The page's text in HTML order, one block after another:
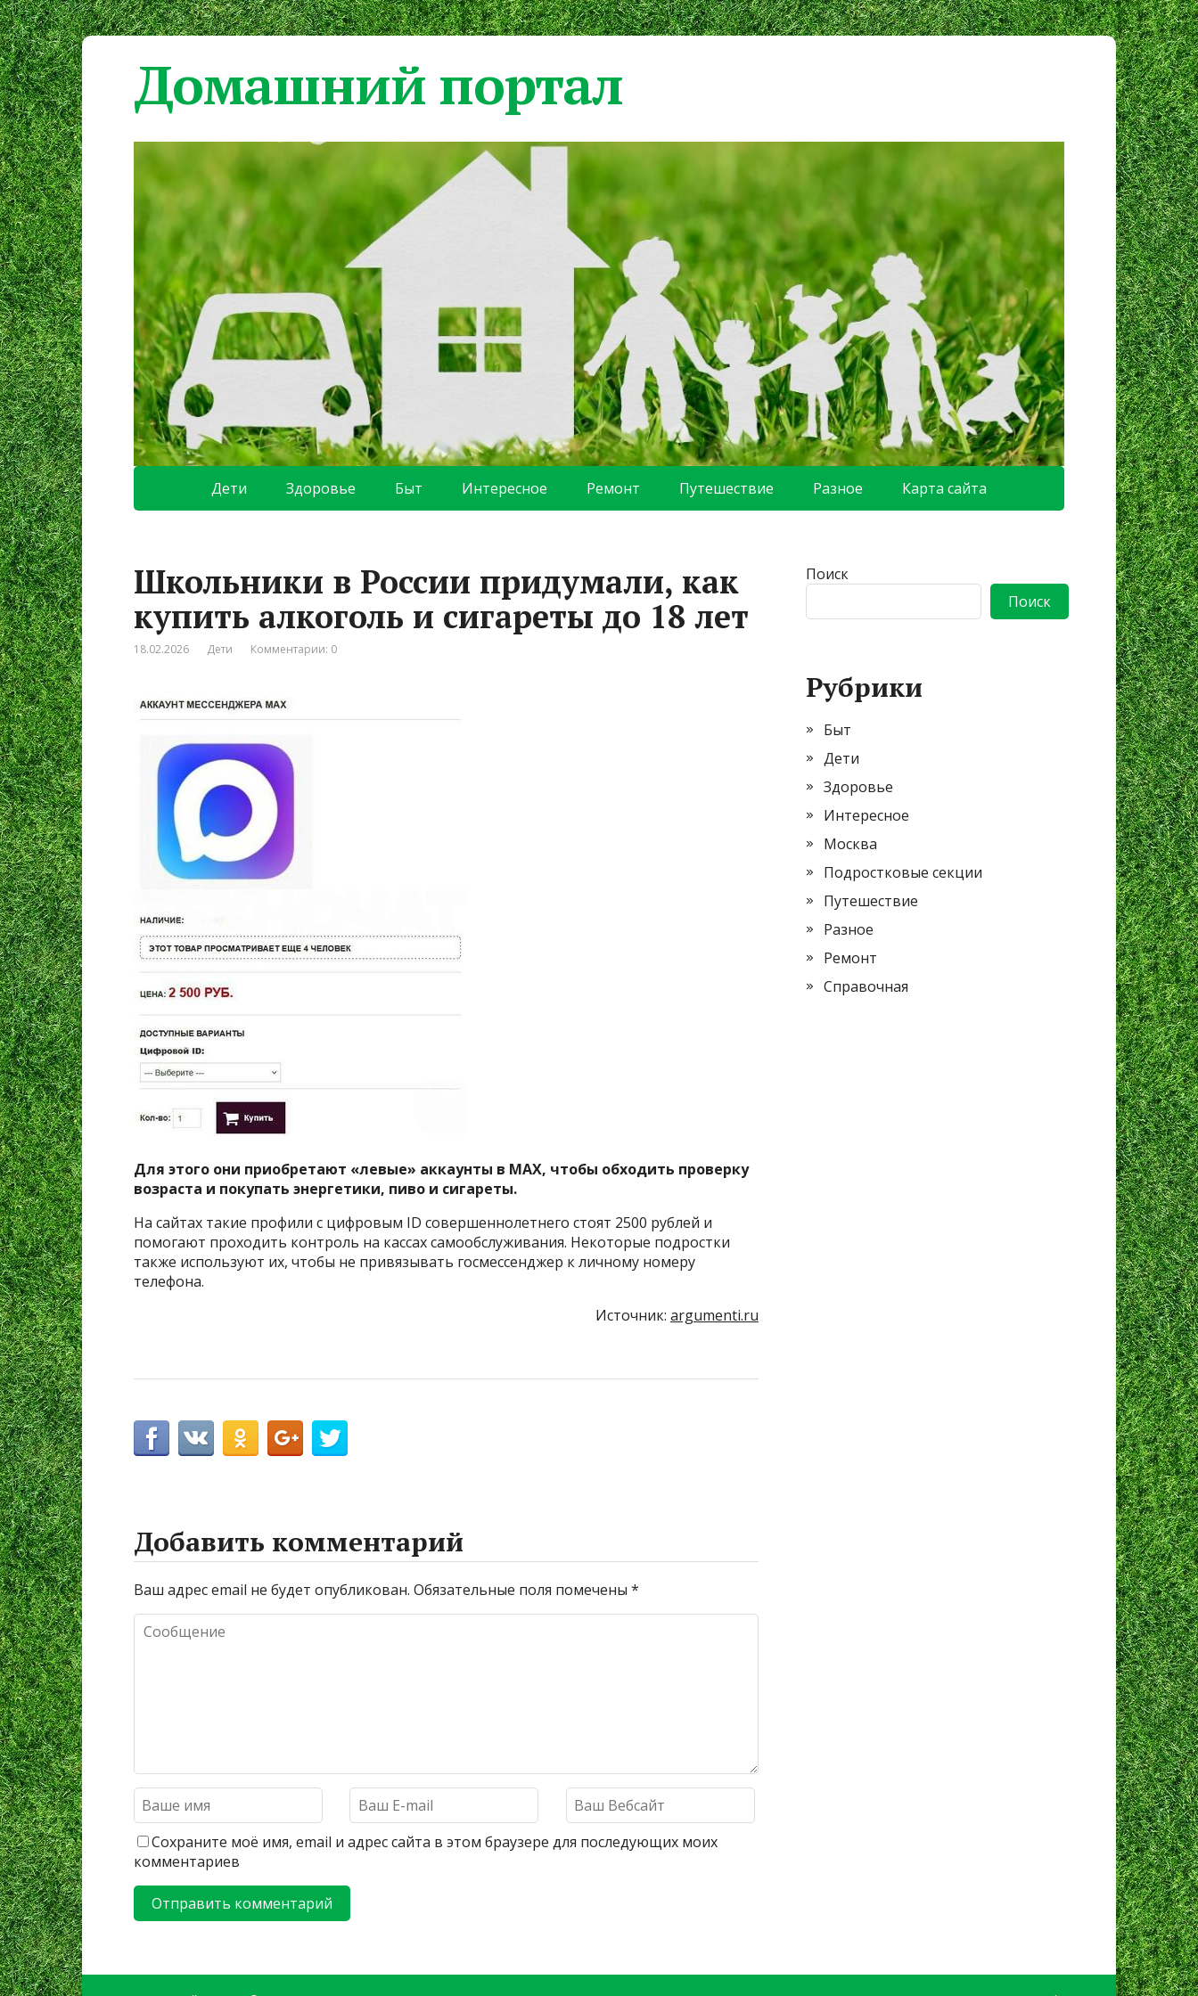
Домашний портал
Дети Здоровье Быт Интересное Ремонт Путешествие Разное Карта сайта
Школьники в России придумали, как
купить алкоголь и сигареты до 18 лет
18.02.2026 Дети Комментарии: 0
Для этого они приобретают «левые» аккаунты в MAX, чтобы обходить проверку
возраста и покупать энергетики, пиво и сигареты.
На сайтах такие профили с цифровым ID совершеннолетнего стоят 2500 рублей и
помогают проходить контроль на кассах самообслуживания. Некоторые подростки
также используют их, чтобы не привязывать госмессенджер к личному номеру
телефона.
Источник: argumenti.ru
Добавить комментарий
Ваш адрес email не будет опубликован. Обязательные поля помечены *
Сохраните моё имя, email и адрес сайта в этом браузере для последующих моих
комментариев
Поиск
Поиск
Рубрики
Быт
Дети
Здоровье
Интересное
Москва
Подростковые секции
Путешествие
Разное
Ремонт
Справочная